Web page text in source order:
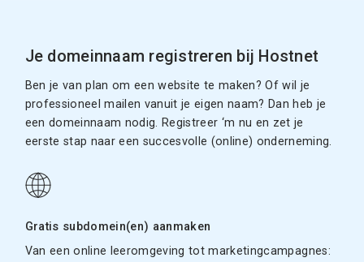
Je domeinnaam registreren bij Hostnet
Ben je van plan om een website te maken? Of wil je
professioneel mailen vanuit je eigen naam? Dan heb je
een domeinnaam nodig. Registreer ‘m nu en zet je
eerste stap naar een succesvolle (online) onderneming.
Gratis subdomein(en) aanmaken
Van een online leeromgeving tot marketingcampagnes: